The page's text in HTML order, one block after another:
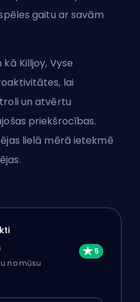
gaitu ar savām
Killjoy, Vyse
lai
un atvērtu
priekšrocības.
lielā mērā ietekmē
no mūsu